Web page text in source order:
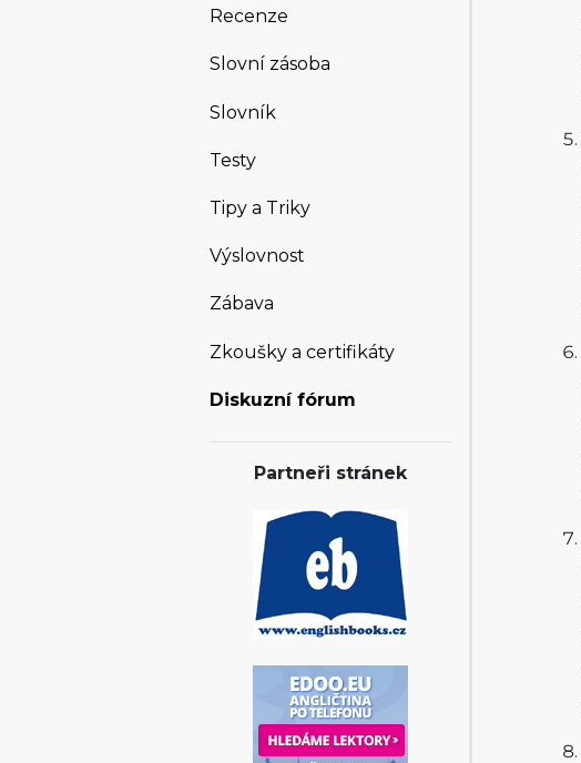
Recenze
Slovní zásoba
Slovník
Testy
Tipy a Triky
Výslovnost
Zábava
Zkoušky a certifikáty
Diskuzní fórum
Partneři stránek